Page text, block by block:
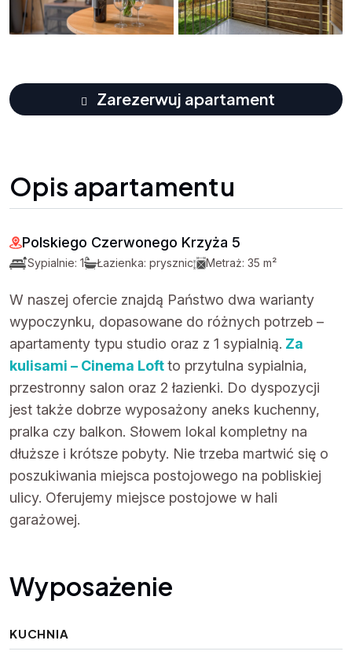
Zarezerwuj apartament
Opis apartamentu
Polskiego Czerwonego Krzyża 5
Sypialnie: 1 Łazienka: prysznic Metraż: 35 m²
W naszej ofercie znajdą Państwo dwa warianty
wypoczynku, dopasowane do różnych potrzeb –
apartamenty typu studio oraz z 1 sypialnią. Za
kulisami – Cinema Loftto przytulna sypialnia,
przestronny salon oraz 2 łazienki. Do dyspozycji
jest także dobrze wyposażony aneks kuchenny,
pralka czy balkon. Słowem lokal kompletny na
dłuższe i krótsze pobyty. Nie trzeba martwić się o
poszukiwania miejsca postojowego na pobliskiej
ulicy. Oferujemy miejsce postojowe w hali
garażowej.
Wyposażenie
KUCHNIA